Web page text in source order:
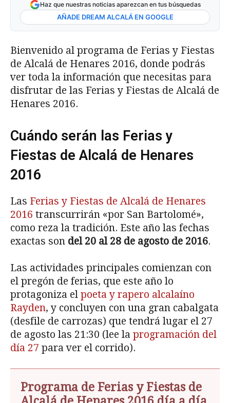
Haz que nuestras noticias aparezcan en tus búsquedas
AÑADE DREAM ALCALÁ EN GOOGLE
Bienvenido al programa de Ferias y Fiestas
de Alcalá de Henares 2016, donde podrás
ver toda la información que necesitas para
disfrutar de las Ferias y Fiestas de Alcalá de
Henares 2016.
Cuándo serán las Ferias y
Fiestas de Alcalá de Henares
2016
Las Ferias y Fiestas de Alcalá de Henares
2016 transcurrirán «por San Bartolomé»,
como reza la tradición. Este año las fechas
exactas son del 20 al 28 de agosto de 2016.
Las actividades principales comienzan con
el pregón de ferias, que este año lo
protagoniza el poeta y rapero alcalaíno
Rayden, y concluyen con una gran cabalgata
(desfile de carrozas) que tendrá lugar el 27
de agosto las 21:30 (lee la programación del
día 27 para ver el corrido).
Programa de Ferias y Fiestas de